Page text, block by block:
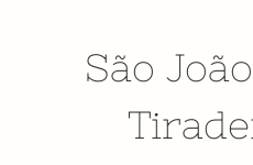
São